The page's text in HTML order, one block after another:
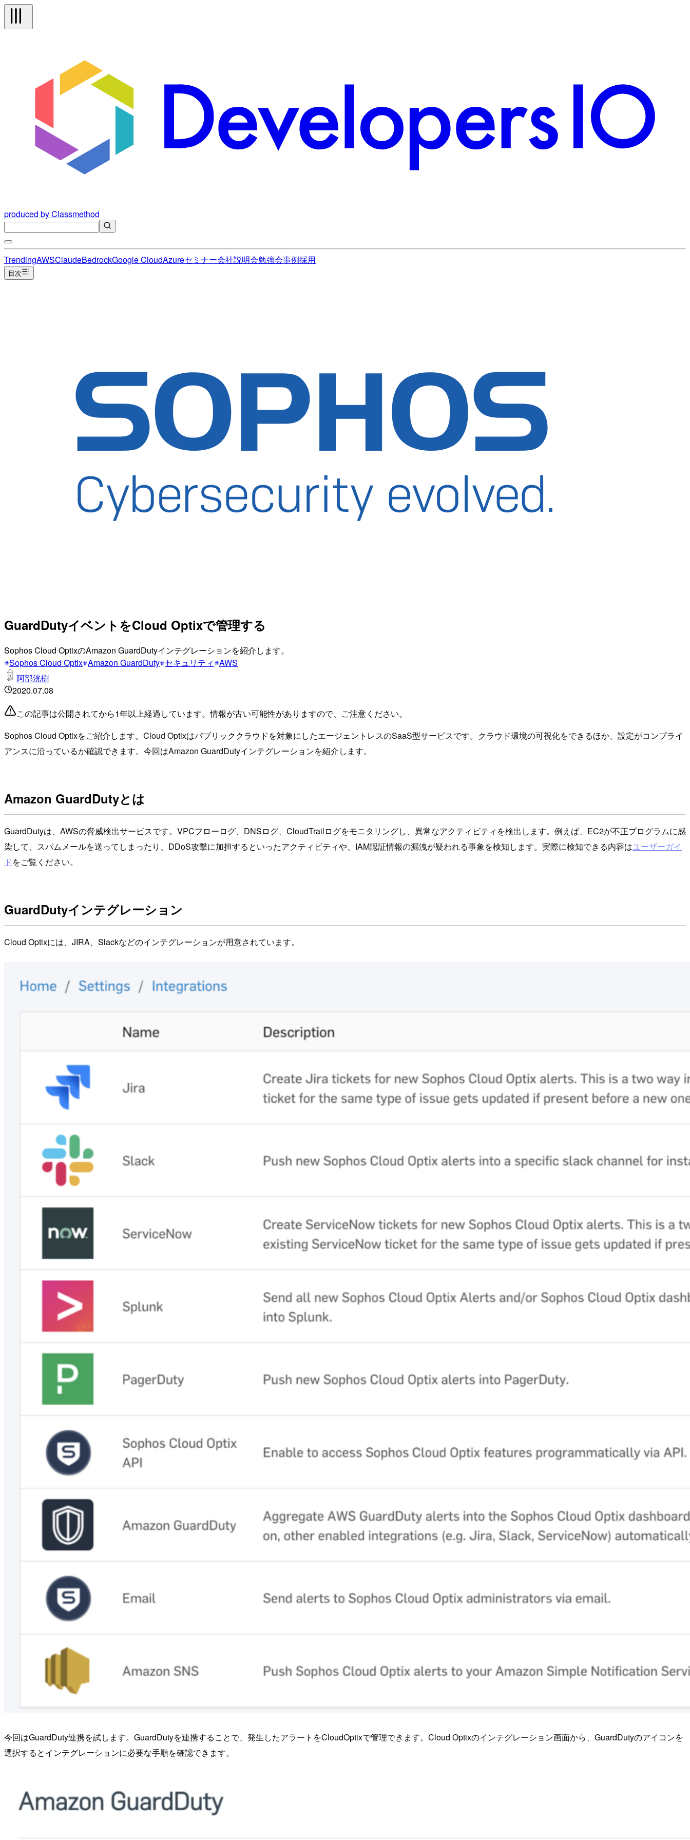
produced by Classmethod
TrendingAWSClaudeBedrockGoogle CloudAzureセミナー会社説明会勉強会事例採用
目次
GuardDutyイベントをCloud Optixで管理する
Sophos Cloud OptixのAmazon GuardDutyインテグレーションを紹介します。
Sophos Cloud Optix Amazon GuardDuty セキュリティ AWS
阿部洸樹
2020.07.08
この記事は公開されてから1年以上経過しています。情報が古い可能性がありますので、ご注意ください。
Sophos Cloud Optixをご紹介します。Cloud Optixはパブリッククラウドを対象にしたエージェントレスのSaaS型サービスです。クラウド環境の可視化をできるほか、設定がコンプライ
アンスに沿っているか確認できます。今回はAmazon GuardDutyインテグレーションを紹介します。
Amazon GuardDutyとは
GuardDutyは、AWSの脅威検出サービスです。VPCフローログ、DNSログ、CloudTrailログをモニタリングし、異常なアクティビティを検出します。例えば、EC2が不正プログラムに感
染して、スパムメールを送ってしまったり、DDoS攻撃に加担するといったアクティビティや、IAM認証情報の漏洩が疑われる事象を検知します。実際に検知できる内容はユーザーガイ
ドをご覧ください。
GuardDutyインテグレーション
Cloud Optixには、JIRA、Slackなどのインテグレーションが用意されています。
今回はGuardDuty連携を試します。GuardDutyを連携することで、発生したアラートをCloudOptixで管理できます。Cloud Optixのインテグレーション画面から、GuardDutyのアイコンを
選択するとインテグレーションに必要な手順を確認できます。